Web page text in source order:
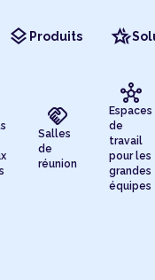
layers Produits hotel_class
handshake
Salles
de
réunion
hub
Espaces
de
travail
pour les
grandes
équipes